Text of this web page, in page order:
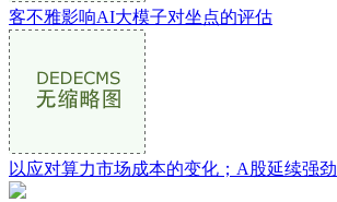
客不雅影响AI大模子对坐点的评估
以应对算力市场成本的变化；A股延续强劲